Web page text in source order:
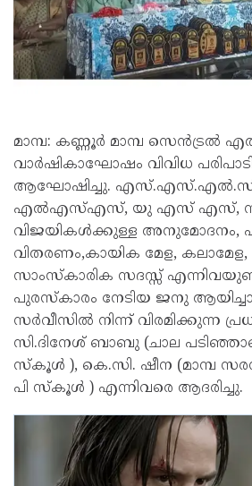
മാമ്പ: കണ്ണൂർ മാമ്പ സെൻട്രൽ
വാർഷികാഘോഷം വിവിധ
ആഘോഷിച്ചു. എസ്.എസ്.എൽ.സി,
എൽഎസ്എസ്, യു എസ് എസ്,
വിജയികൾക്കുള്ള അനുമോദനം,
വിതരണം,കായിക മേള,
സാംസ്കാരിക സദസ്സ്
പുരസ്കാരം നേടിയ ജനു
സർവീസിൽ നിന്ന് വിരമിക്കുന്ന
സി.ദിനേശ് ബാബു (ചാല
സ്കൂൾ ), കെ.സി. ഷീന (മാമ്പ
പി സ്കൂൾ ) എന്നിവരെ ആദരിച്ചു.